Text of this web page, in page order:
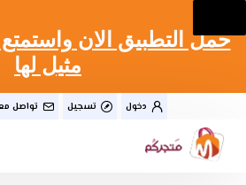
حمل التطبيق الان
مثيل لها
دخول تسجيل تواصل